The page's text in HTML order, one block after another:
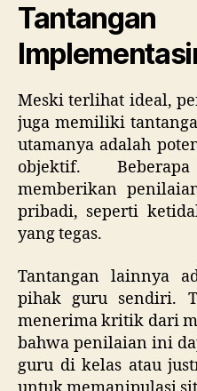
Meski terlihat ideal,
juga memiliki
utamanya adalah
objektif.
memberikan
pribadi, seperti
yang tegas.
Tantangan lainnya
pihak guru sendiri.
menerima kritik dari
bahwa penilaian ini
guru di kelas atau